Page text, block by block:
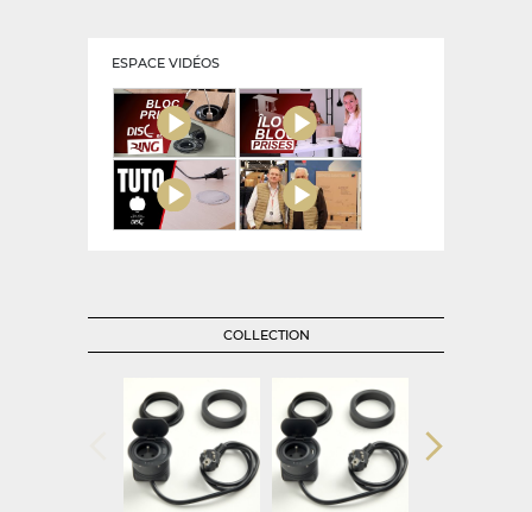
ESPACE VIDÉOS
COLLECTION